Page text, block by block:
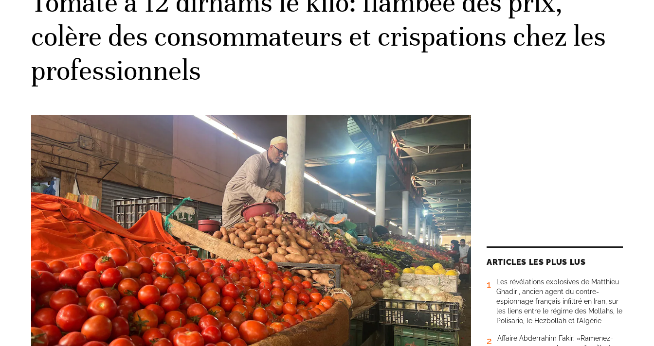
colère des consommateurs et crispations chez les
professionnels
ARTICLES LES PLUS LUS
1
Les révélations explosives de Matthieu
Ghadiri, ancien agent du contre-
espionnage français infiltré en Iran, sur
les liens entre le régime des Mollahs, le
Polisario, le Hezbollah et l’Algérie
2
Affaire Abderrahim Fakir: «Ramenez-